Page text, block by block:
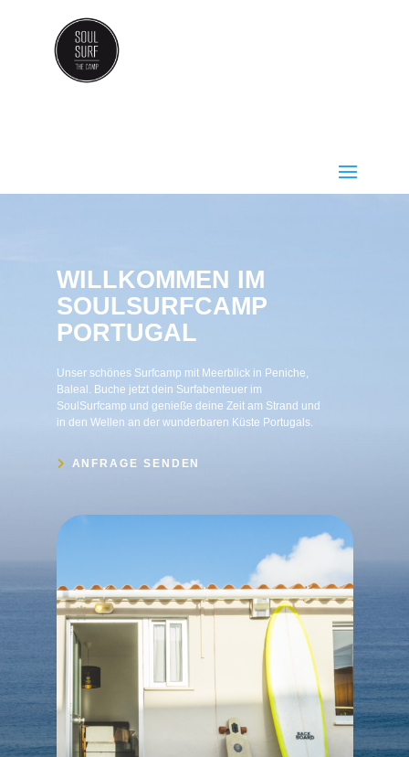
WILLKOMMEN IM
SOULSURFCAMP
PORTUGAL
Unser schönes Surfcamp mit Meerblick in Peniche,
Baleal. Buche jetzt dein Surfabenteuer im
SoulSurfcamp und genieße deine Zeit am Strand und
in den Wellen an der wunderbaren Küste Portugals.
ANFRAGE SENDEN